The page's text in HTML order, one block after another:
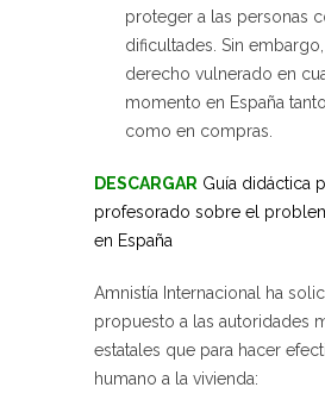
proteger a las personas
dificultades. Sin
derecho vulnerado en
momento en España
como en compras.
DESCARGAR Guía didáctica
profesorado sobre el
en España
Amnistía Internacional ha
propuesto a las autoridades
estatales que para hacer
humano a la vivienda: